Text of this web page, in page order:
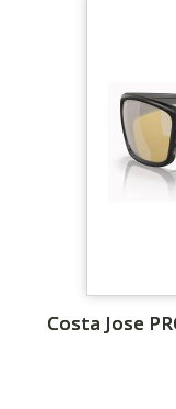
Costa Jose